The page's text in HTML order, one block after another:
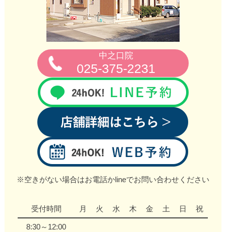
中之口院
025-375-2231
※空きがない場合はお電話かlineでお問い合わせください
受付時間 月 火 水 木 金 土 日 祝
8:30～12:00